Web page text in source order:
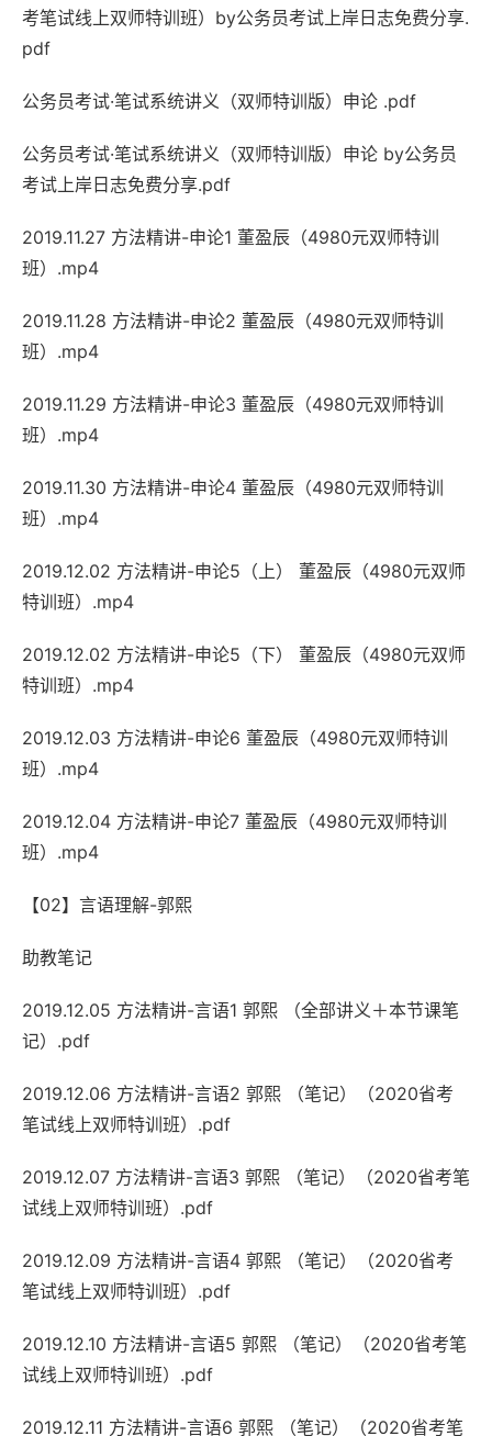
考笔试线上双师特训班）by公务员考试上岸日志免费分享.
pdf
公务员考试·笔试系统讲义（双师特训版）申论 .pdf
公务员考试·笔试系统讲义（双师特训版）申论 by公务员
考试上岸日志免费分享.pdf
2019.11.27 方法精讲-申论1 董盈辰（4980元双师特训
班）.mp4
2019.11.28 方法精讲-申论2 董盈辰（4980元双师特训
班）.mp4
2019.11.29 方法精讲-申论3 董盈辰（4980元双师特训
班）.mp4
2019.11.30 方法精讲-申论4 董盈辰（4980元双师特训
班）.mp4
2019.12.02 方法精讲-申论5（上） 董盈辰（4980元双师
特训班）.mp4
2019.12.02 方法精讲-申论5（下） 董盈辰（4980元双师
特训班）.mp4
2019.12.03 方法精讲-申论6 董盈辰（4980元双师特训
班）.mp4
2019.12.04 方法精讲-申论7 董盈辰（4980元双师特训
班）.mp4
【02】言语理解-郭熙
助教笔记
2019.12.05 方法精讲-言语1 郭熙 （全部讲义＋本节课笔
记）.pdf
2019.12.06 方法精讲-言语2 郭熙 （笔记）（2020省考
笔试线上双师特训班）.pdf
2019.12.07 方法精讲-言语3 郭熙 （笔记）（2020省考笔
试线上双师特训班）.pdf
2019.12.09 方法精讲-言语4 郭熙 （笔记）（2020省考
笔试线上双师特训班）.pdf
2019.12.10 方法精讲-言语5 郭熙 （笔记）（2020省考笔
试线上双师特训班）.pdf
2019.12.11 方法精讲-言语6 郭熙 （笔记）（2020省考笔